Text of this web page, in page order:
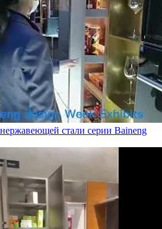
стали серии Baineng